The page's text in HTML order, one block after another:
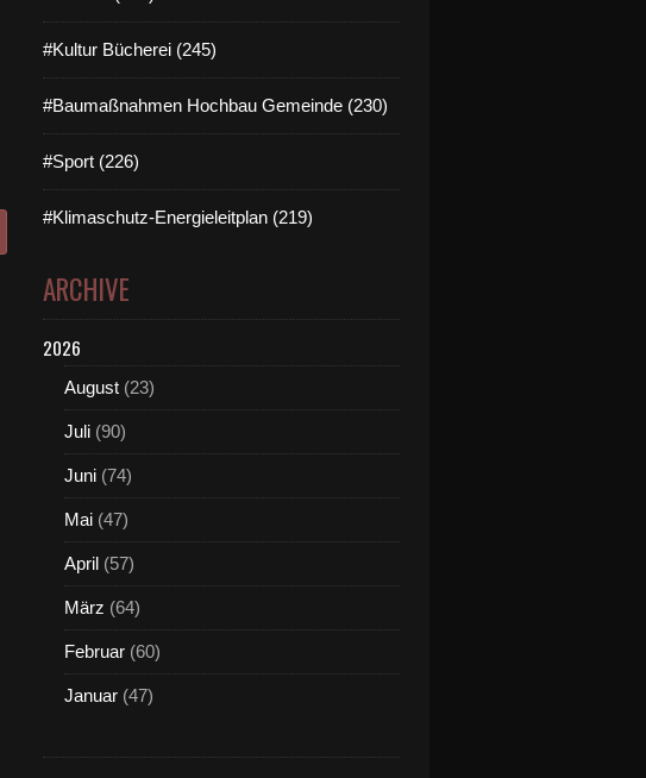
#Kultur Bücherei (245)
#Baumaßnahmen Hochbau Gemeinde (230)
#Sport (226)
#Klimaschutz-Energieleitplan (219)
ARCHIVE
2026
August (23)
Juli (90)
Juni (74)
Mai (47)
April (57)
März (64)
Februar (60)
Januar (47)